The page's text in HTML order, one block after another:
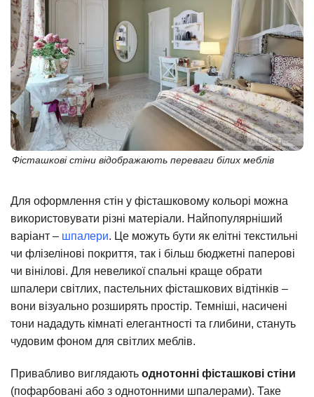
Фісташкові стіни відображають переваги білих меблів
Для оформлення стін у фісташковому кольорі можна
використовувати різні матеріали. Найпопулярніший
варіант – шпалери. Це можуть бути як елітні текстильні
чи флізелінові покриття, так і більш бюджетні паперові
чи вінілові. Для невеликої спальні краще обрати
шпалери світлих, пастельних фісташкових відтінків –
вони візуально розширять простір. Темніші, насичені
тони нададуть кімнаті елегантності та глибини, стануть
чудовим фоном для світлих меблів.
Привабливо виглядають однотонні фісташкові стіни
(пофарбовані або з однотонними шпалерами). Таке